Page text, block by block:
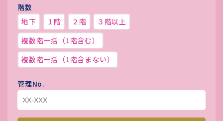
階数
地下
１階 ２階
３階以上
複数階一括（1階含む）
複数階一括（1階含まない）
管理No.